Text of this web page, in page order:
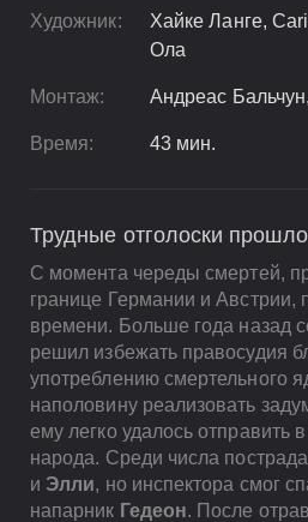
Художник:
Хайке Ланге,
Ола
Монтаж: Андреас
Время: 43 мин.
Трудные отголоски
С момента череды смертей,
границе Германии и Австрии,
времени. Больше года назад
решил избежать правосудия
употреблению смертельного
наполовину реализовать
ему легко удалось отправить
народа. Среди числа
и Элли, но инспектора смог
напарник Гедеон. После